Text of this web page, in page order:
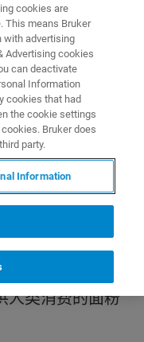
与制粉产
养的基础。面粉
人类消费的面粉
cookies are
This means Bruker
with advertising
Advertising cookies
can deactivate
Information
cookies that had
the cookie settings
Bruker does
party.
Information